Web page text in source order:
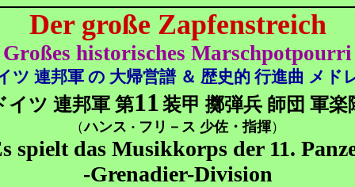
Der große Zapfenstreich
Großes historisches Marschpotpourri
ツ 連邦軍 の 大帰営譜 ＆ 歴史的 行進曲 メド
イツ 連邦軍 第11装甲 擲弾兵 師団 軍楽
（ハンス ・ フリ－ス 少佐・指揮）
spielt das Musikkorps der 11.
-Grenadier-Division